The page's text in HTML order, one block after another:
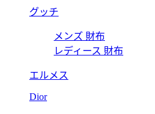
グッチ
メンズ 財布
レディース 財布
エルメス
Dior